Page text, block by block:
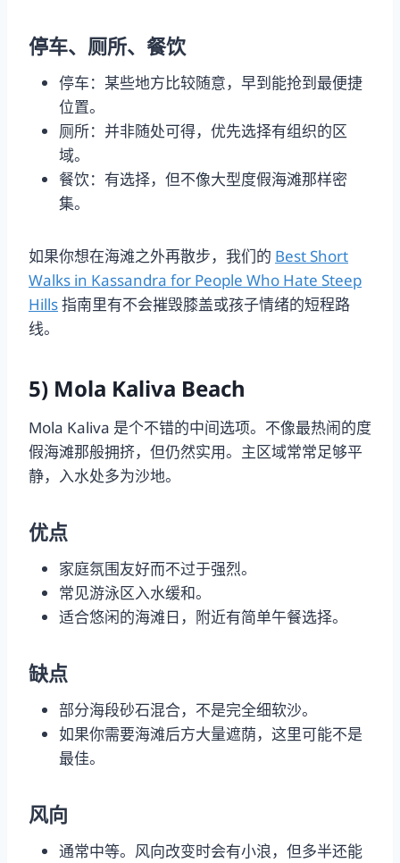
停车、厕所、餐饮
停车：某些地方比较随意，早到能抢到最便捷
位置。
厕所：并非随处可得，优先选择有组织的区
域。
餐饮：有选择，但不像大型度假海滩那样密
集。
如果你想在海滩之外再散步，我们的 Best Short
Walks in Kassandra for People Who Hate Steep
Hills指南里有不会摧毁膝盖或孩子情绪的短程路
线。
5) Mola Kaliva Beach
Mola Kaliva 是个不错的中间选项。不像最热闹的度
假海滩那般拥挤，但仍然实用。主区域常常足够平
静，入水处多为沙地。
优点
家庭氛围友好而不过于强烈。
常见游泳区入水缓和。
适合悠闲的海滩日，附近有简单午餐选择。
缺点
部分海段砂石混合，不是完全细软沙。
如果你需要海滩后方大量遮荫，这里可能不是
最佳。
风向
通常中等。风向改变时会有小浪，但多半还能